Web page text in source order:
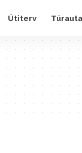
Útiterv